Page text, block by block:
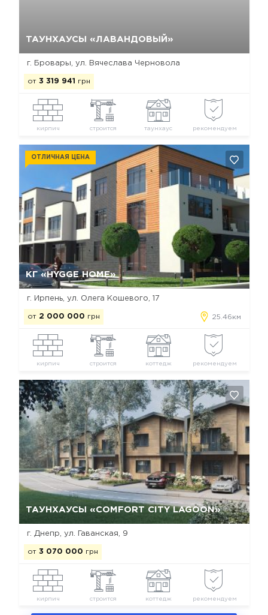
ТАУНХАУСЫ «ЛАВАНДОВЫЙ»
г. Бровары, ул. Вячеслава Черновола
от 3 319 941 грн
кирпич строится таунхаус рекомендуем
КГ «HYGGE HOME»
ОТЛИЧНАЯ ЦЕНА
г. Ирпень, ул. Олега Кошевого, 17
от 2 000 000 грн 25.46км
кирпич строится коттедж рекомендуем
Да, удалить Отмена
ТАУНХАУСЫ «COMFORT CITY LAGOON»
г. Днепр, ул. Гаванская, 9
от 3 070 000 грн
кирпич строится коттедж рекомендуем